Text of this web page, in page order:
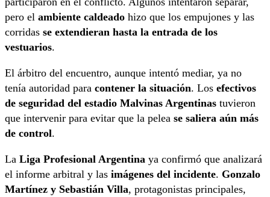
pero el ambiente caldeado hizo que los empujones y las
corridas se extendieran hasta la entrada de los
vestuarios.
El árbitro del encuentro, aunque intentó mediar, ya no
tenía autoridad para contener la situación. Los efectivos
de seguridad del estadio Malvinas Argentinas tuvieron
que intervenir para evitar que la pelea se saliera aún más
de control.
La Liga Profesional Argentina ya confirmó que analizará
el informe arbitral y las imágenes del incidente. Gonzalo
Martínez y Sebastián Villa, protagonistas principales,